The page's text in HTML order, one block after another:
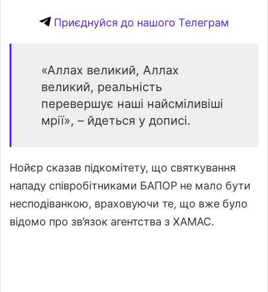
Приєднуйся до нашого Телеграм
«Аллах великий, Аллах
великий, реальність
перевершує наші найсміливіші
мрії», – йдеться у дописі.
Нойєр сказав підкомітету, що святкування
нападу співробітниками БАПОР не мало бути
несподіванкою, враховуючи те, що вже було
відомо про зв’язок агентства з ХАМАС.